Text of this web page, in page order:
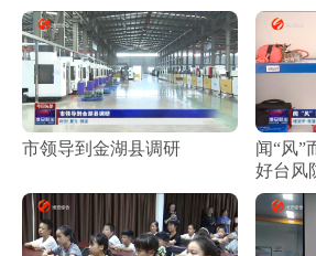
市领导到金湖县调研
闻“风”
好台风